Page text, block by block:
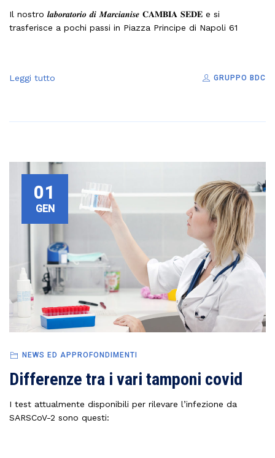
Il nostro 𝒍𝒂𝒃𝒐𝒓𝒂𝒕𝒐𝒓𝒊𝒐 𝒅𝒊 𝑴𝒂𝒓𝒄𝒊𝒂𝒏𝒊𝒔𝒆 𝐂𝐀𝐌𝐁𝐈𝐀 𝐒𝐄𝐃𝐄 e si
trasferisce a pochi passi in Piazza Principe di Napoli 61
Leggi tutto GRUPPO BDC
01
GEN
NEWS ED APPROFONDIMENTI
Differenze tra i vari tamponi covid
I test attualmente disponibili per rilevare l’infezione da
SARSCoV-2 sono questi: